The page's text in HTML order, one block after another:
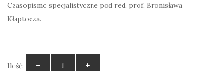
Czasopismo specjalistyczne pod red. prof. Bronisława
Kłaptocza.
Ilość: